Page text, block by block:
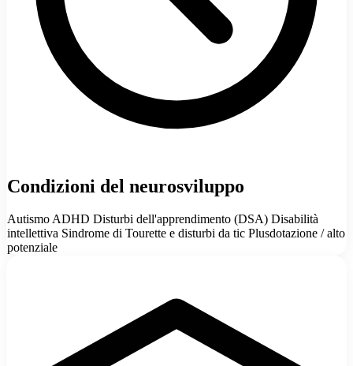
Condizioni del neurosviluppo
AutismoADHD Disturbi dell'apprendimento (DSA) Disabilità
intellettiva Sindrome di Tourette e disturbi da tic Plusdotazione / alto
potenziale